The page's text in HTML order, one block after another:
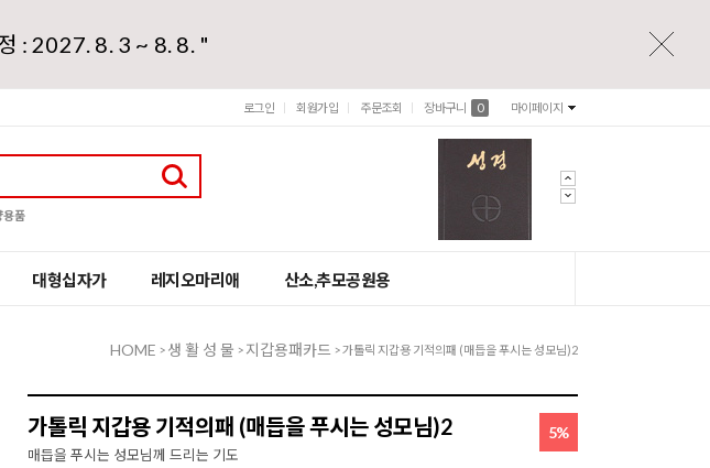
: 2027. 8. 3 ~ 8. 8. "
로그인 회원가입 주문조회 장바구니 0 마이페이지
용품
대형십자가 레지오마리애 산소,추모공원용
HOME > 생 활 성 물 > 지갑용패카드 > 가톨릭 지갑용 기적의패 (매듭을 푸시는 성모님)2
가톨릭 지갑용 기적의패 (매듭을 푸시는 성모님)2
매듭을 푸시는 성모님께 드리는 기도
5%